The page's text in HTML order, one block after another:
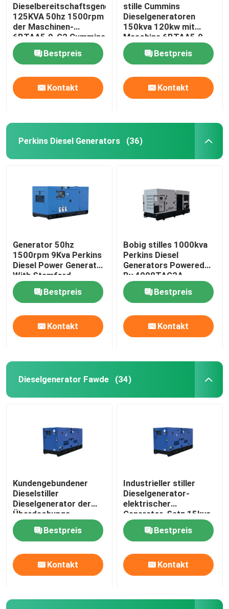
Dieselbereitschaftsgenerator
125KVA 50hz 1500rpm
der Maschinen-
6BTAA5.9-G2 Cummins
Bestpreis
Kontakt
stille Cummins
Dieselgeneratoren
150kva 120kw mit
Maschine 6BTAA5.9-
G12
Bestpreis
Kontakt
Perkins Diesel Generators (36)
Generator 50hz
1500rpm 9Kva Perkins
Diesel Power Generator
With Stamford
Bestpreis
Kontakt
Bobig stilles 1000kva
Perkins Diesel
Generators Powered
By 4008TAG2A
Bestpreis
Kontakt
Dieselgenerator Fawde (34)
Kundengebundener
Dieselstiller
Dieselgenerator der
Überdachungs-
50/60HZ Fawde des
generator-12kw
Bestpreis
Kontakt
Industrieller stiller
Dieselgenerator-
elektrischer
Generator-Satz 15kva
250kva Fawde
Bestpreis
Kontakt